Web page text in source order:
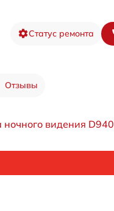
Статус ремонта
Отзывы
видения D940